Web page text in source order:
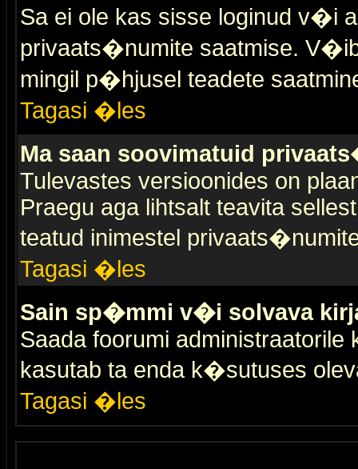
Sa ei ole kas sisse loginud v�i
privaats�numite saatmise.
mingil p�hjusel teadete
Tagasi �les
Ma saan soovimatuid
Tulevastes versioonides on
Praegu aga lihtsalt teavita
teatud inimestel
Tagasi �les
Sain sp�mmi v�i solvava
Saada foorumi
kasutab ta enda k�sutuses
Tagasi �les